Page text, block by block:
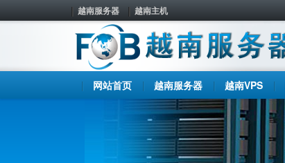
越南服务器 越南主机
网站首页 越南服务器 越南VPS